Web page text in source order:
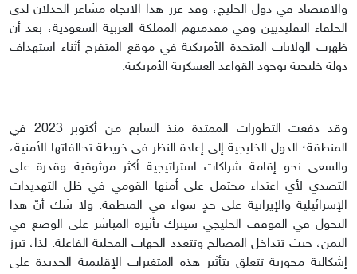
والاقتصاد في دول الخليج، وقد عزز هذا الاتجاه مشاعر الخذلان لدى
الحلفاء التقليديين وفي مقدمتهم المملكة العربية السعودية، بعد أن
ظهرت الولايات المتحدة الأمريكية في موقع المتفرج أثناء استهداف
دولة خليجية بوجود القواعد العسكرية الأمريكية.
وقد دفعت التطورات الممتدة منذ السابع من أكتوبر 2023 في
المنطقة؛ الدول الخليجية إلى إعادة النظر في خريطة تحالفاتها الأمنية،
والسعي نحو إقامة شراكات استراتيجية أكثر موثوقية وقدرة على
التصدي لأي اعتداء محتمل على أمنها القومي في ظل التهديدات
الإسرائيلية والإيرانية على حدٍ سواء في المنطقة. ولا شك أنّ هذا
التحول في الموقف الخليجي سيترك تأثيره المباشر على الوضع في
اليمن، حيث تتداخل المصالح وتتعدد الجهات المحلية الفاعلة. لذا، تبرز
إشكالية محورية تتعلق بتأثير هذه المتغيرات الإقليمية الجديدة على